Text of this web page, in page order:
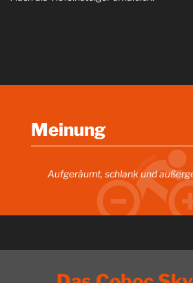
Meinung
Aufgeräumt, schlank und